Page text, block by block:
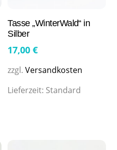
Tasse „WinterWald“ in
Silber
17,00€
zzgl.Versandkosten
Lieferzeit: Standard